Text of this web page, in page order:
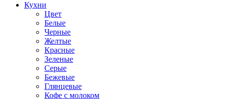
Кухни
Цвет
Белые
Черные
Желтые
Красные
Зеленые
Серые
Бежевые
Глянцевые
Кофе с молоком